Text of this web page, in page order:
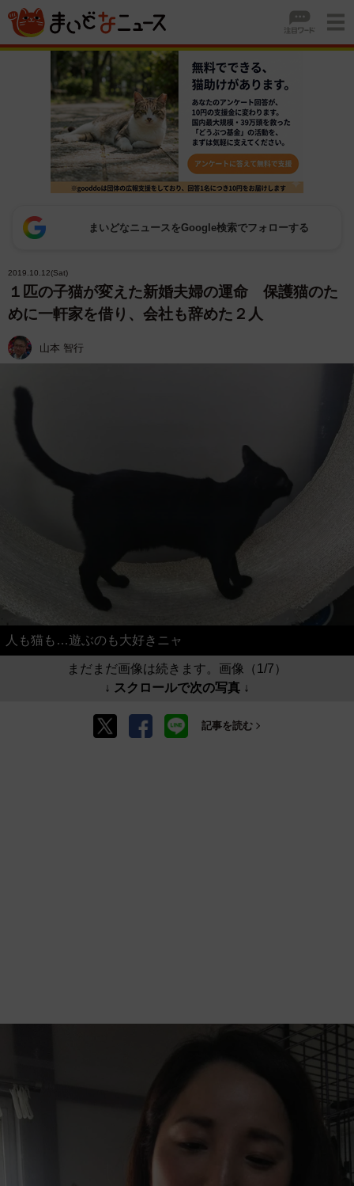
まいどなニュースをGoogle検索でフォローする
2019.10.12(Sat)
１匹の子猫が変えた新婚夫婦の運命 保護猫のた
めに一軒家を借り、会社も辞めた２人
山本 智行
人も猫も…遊ぶのも大好きニャ
まだまだ画像は続きます。画像（1/7）
↓ スクロールで次の写真 ↓
記事を読む